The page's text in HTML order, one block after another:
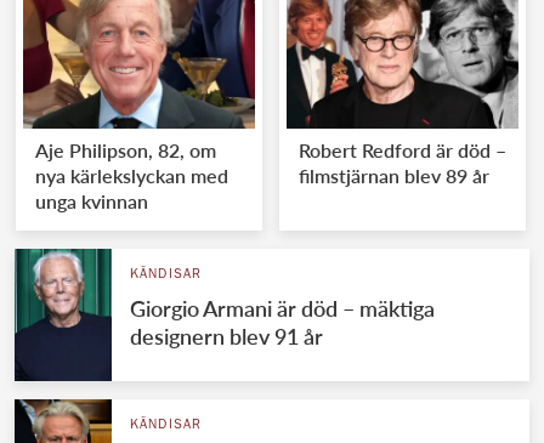
Aje Philipson, 82, om
nya kärlekslyckan med
unga kvinnan
Robert Redford är död –
filmstjärnan blev 89 år
KÄNDISAR
Giorgio Armani är död – mäktiga
designern blev 91 år
KÄNDISAR